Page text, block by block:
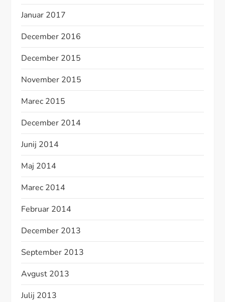
Januar 2017
December 2016
December 2015
November 2015
Marec 2015
December 2014
Junij 2014
Maj 2014
Marec 2014
Februar 2014
December 2013
September 2013
Avgust 2013
Julij 2013